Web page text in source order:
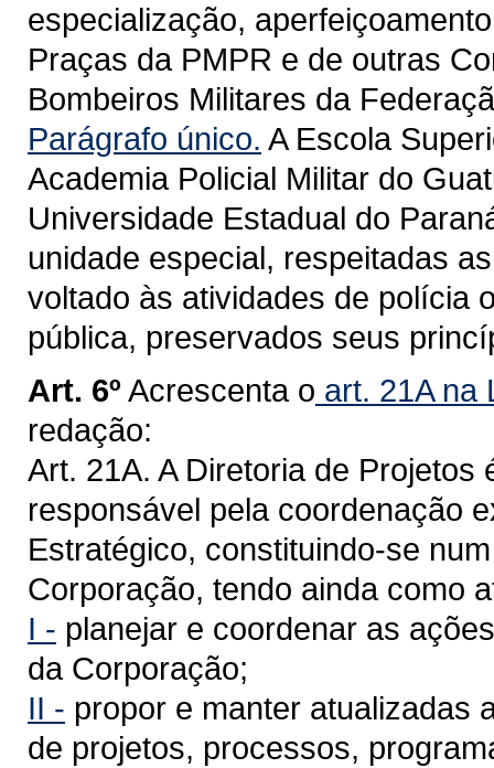
especialização,
Praças da PMPR e de outras
Bombeiros Militares da
Parágrafo único. A Escola
Academia Policial Militar do
Universidade Estadual do
unidade especial, respeitadas
voltado às atividades de polícia
pública, preservados seus
Art. 6º Acrescenta o art. 21A na
redação:
Art. 21A. A Diretoria de
responsável pela coordenação
Estratégico, constituindo-se
Corporação, tendo ainda como
I - planejar e coordenar as
da Corporação;
II - propor e manter atualizadas
de projetos, processos,